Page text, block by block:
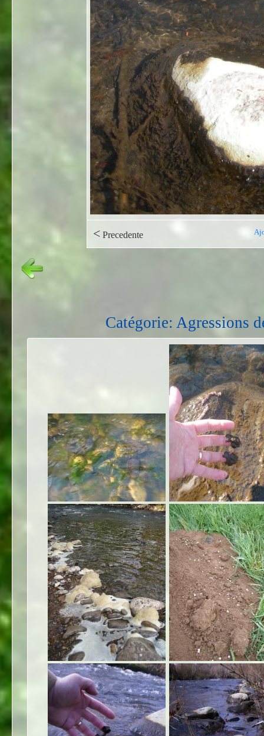
<Precedente
Catégorie: Agressions